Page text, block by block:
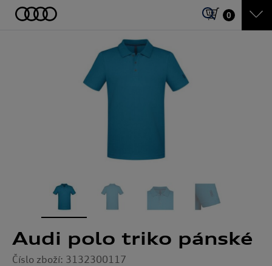
0
Audi polo triko pánské
Číslo zboží: 3132300117